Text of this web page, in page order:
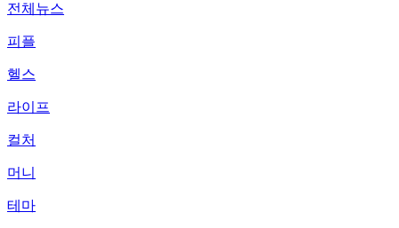
전체뉴스
피플
헬스
라이프
컬처
머니
테마